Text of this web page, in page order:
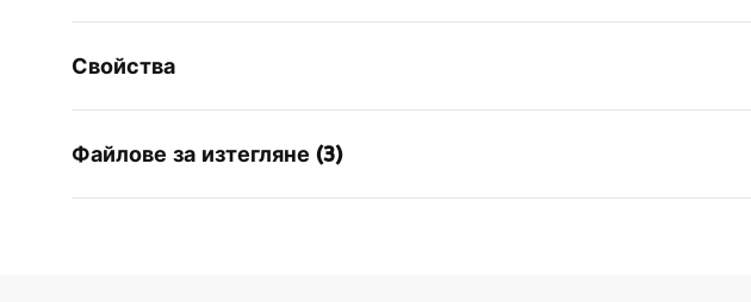
Свойства
Материал
Цвят
Матирана мед
Файлове за изтегляне (3)